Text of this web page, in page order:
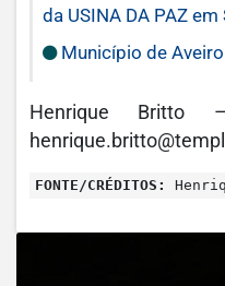
da USINA DA PAZ
Município de
Henrique Britto
FONTE/CRÉDITOS: